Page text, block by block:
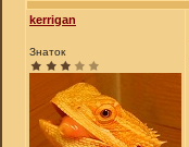
kerrigan
Знаток